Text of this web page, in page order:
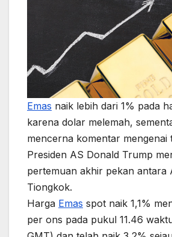
Emas naik lebih dari 1% pada
karena dolar melemah,
mencerna komentar mengenai
Presiden AS Donald Trump
pertemuan akhir pekan antara
Tiongkok.
Harga Emas spot naik 1,1%
per ons pada pukul 11.46